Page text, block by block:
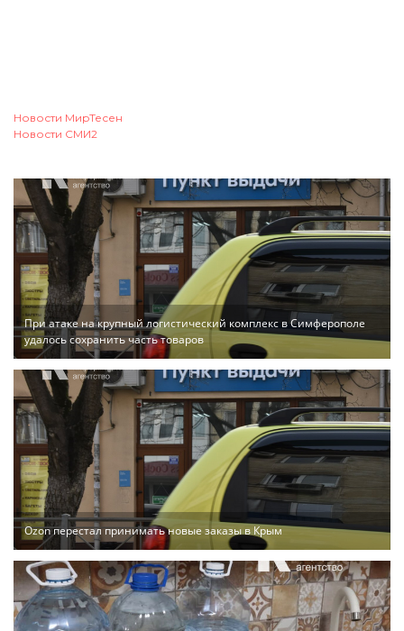
Новости МирТесен
Новости СМИ2
При атаке на крупный логистический комплекс в Симферополе
удалось сохранить часть товаров
Ozon перестал принимать новые заказы в Крым